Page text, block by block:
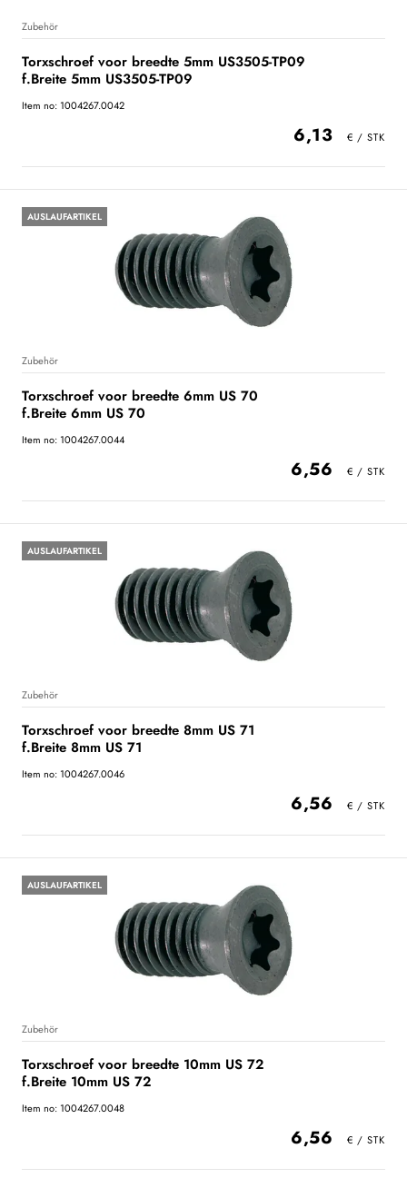
Zubehör
Torxschroef voor breedte 5mm US3505-TP09
f.Breite 5mm US3505-TP09
Item no: 1004267.0042
6,13
AUSLAUFARTIKEL
Zubehör
Torxschroef voor breedte 6mm US 70
f.Breite 6mm US 70
Item no: 1004267.0044
6,56
AUSLAUFARTIKEL
Zubehör
Torxschroef voor breedte 8mm US 71
f.Breite 8mm US 71
Item no: 1004267.0046
6,56
AUSLAUFARTIKEL
Zubehör
Torxschroef voor breedte 10mm US 72
f.Breite 10mm US 72
Item no: 1004267.0048
6,56